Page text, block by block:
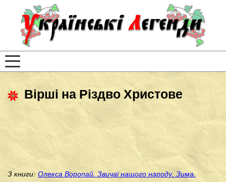
Вірші на Різдво Христове
З книги: Олекса Воропай. Звичаї нашого народу. Зима.